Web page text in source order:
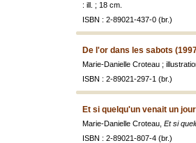
: ill. ; 18 cm.
ISBN : 2-89021-437-0 (br.)
De l'or dans les sabots
Marie-Danielle Croteau ;
ISBN : 2-89021-297-1 (br.)
Et si quelqu'un venait un
Marie-Danielle Croteau, Et si
ISBN : 2-89021-807-4 (br.)